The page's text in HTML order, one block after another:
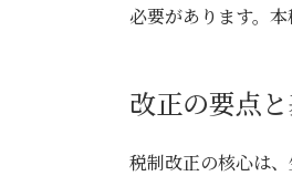
必要があります。
改正の要点
税制改正の核心は